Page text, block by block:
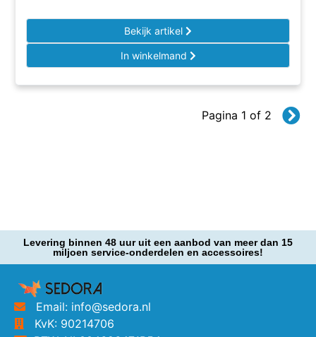
Bekijk artikel
In winkelmand
Pagina 1 of 2
Levering binnen 48 uur uit een aanbod van meer dan 15
miljoen service-onderdelen en accessoires!
Email: info@sedora.nl
KvK: 90214706